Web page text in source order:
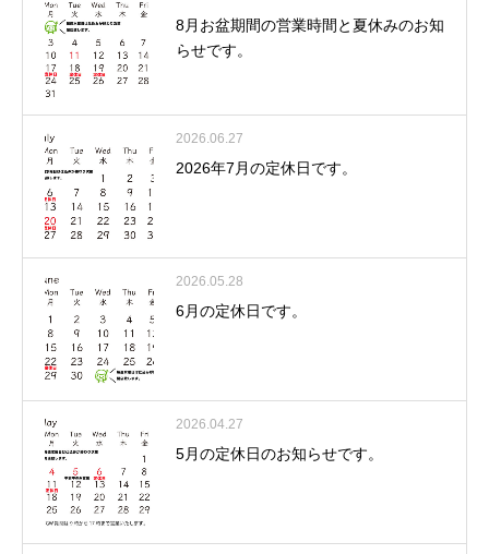
8月お盆期間の営業時間と夏休みのお知
らせです。
2026.06.27
2026年7月の定休日です。
2026.05.28
6月の定休日です。
2026.04.27
5月の定休日のお知らせです。